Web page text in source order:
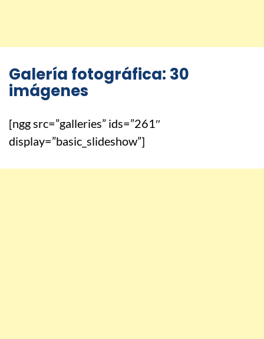
Galería fotográfica: 30
imágenes
[ngg src=”galleries” ids=”261″
display=”basic_slideshow”]